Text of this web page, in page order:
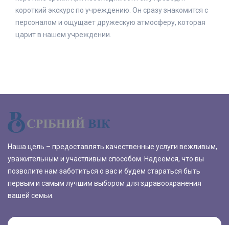
короткий экскурс по учреждению. Он сразу знакомится с
персоналом и ощущает дружескую атмосферу, которая
царит в нашем учреждении.
Наша цель – предоставлять качественные услуги вежливым,
уважительным и участливым способом. Надеемся, что вы
позволите нам заботиться о вас и будем стараться быть
первым и самым лучшим выбором для здравоохранения
вашей семьи.